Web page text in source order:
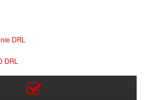
DRL
DRL